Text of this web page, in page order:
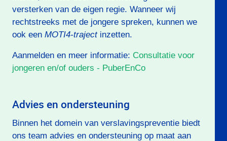
versterken van de eigen regie. Wanneer wij
rechtstreeks met de jongere spreken, kunnen we
ook een MOTI4-traject inzetten.
Aanmelden en meer informatie: Consultatie voor
jongeren en/of ouders - PuberEnCo
Advies en ondersteuning
Binnen het domein van verslavingspreventie biedt
ons team advies en ondersteuning op maat aan